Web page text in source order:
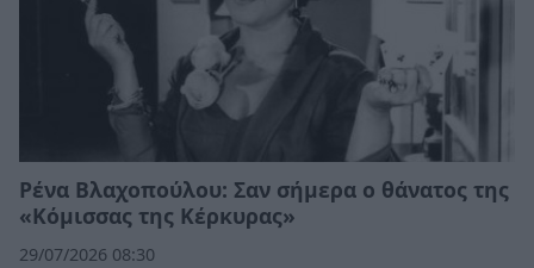
Ρένα Βλαχοπούλου: Σαν σήμερα ο θάνατος της
«Κόμισσας της Κέρκυρας»
29/07/2026 08:30